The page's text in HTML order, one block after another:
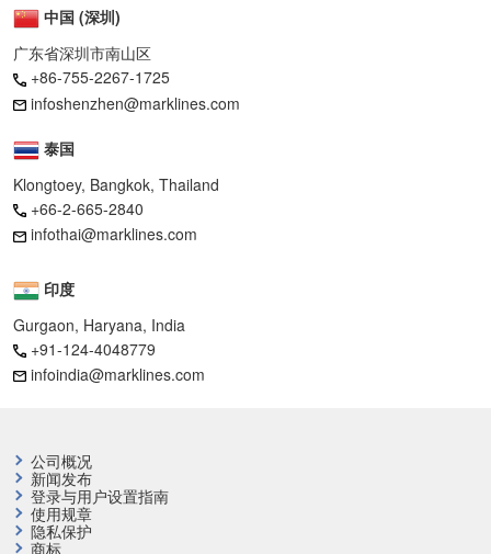
中国 (深圳)
广东省深圳市南山区
+86-755-2267-1725
infoshenzhen@marklines.com
泰国
Klongtoey, Bangkok, Thailand
+66-2-665-2840
infothai@marklines.com
印度
Gurgaon, Haryana, India
+91-124-4048779
infoindia@marklines.com
公司概况
新闻发布
登录与用户设置指南
使用规章
隐私保护
商标